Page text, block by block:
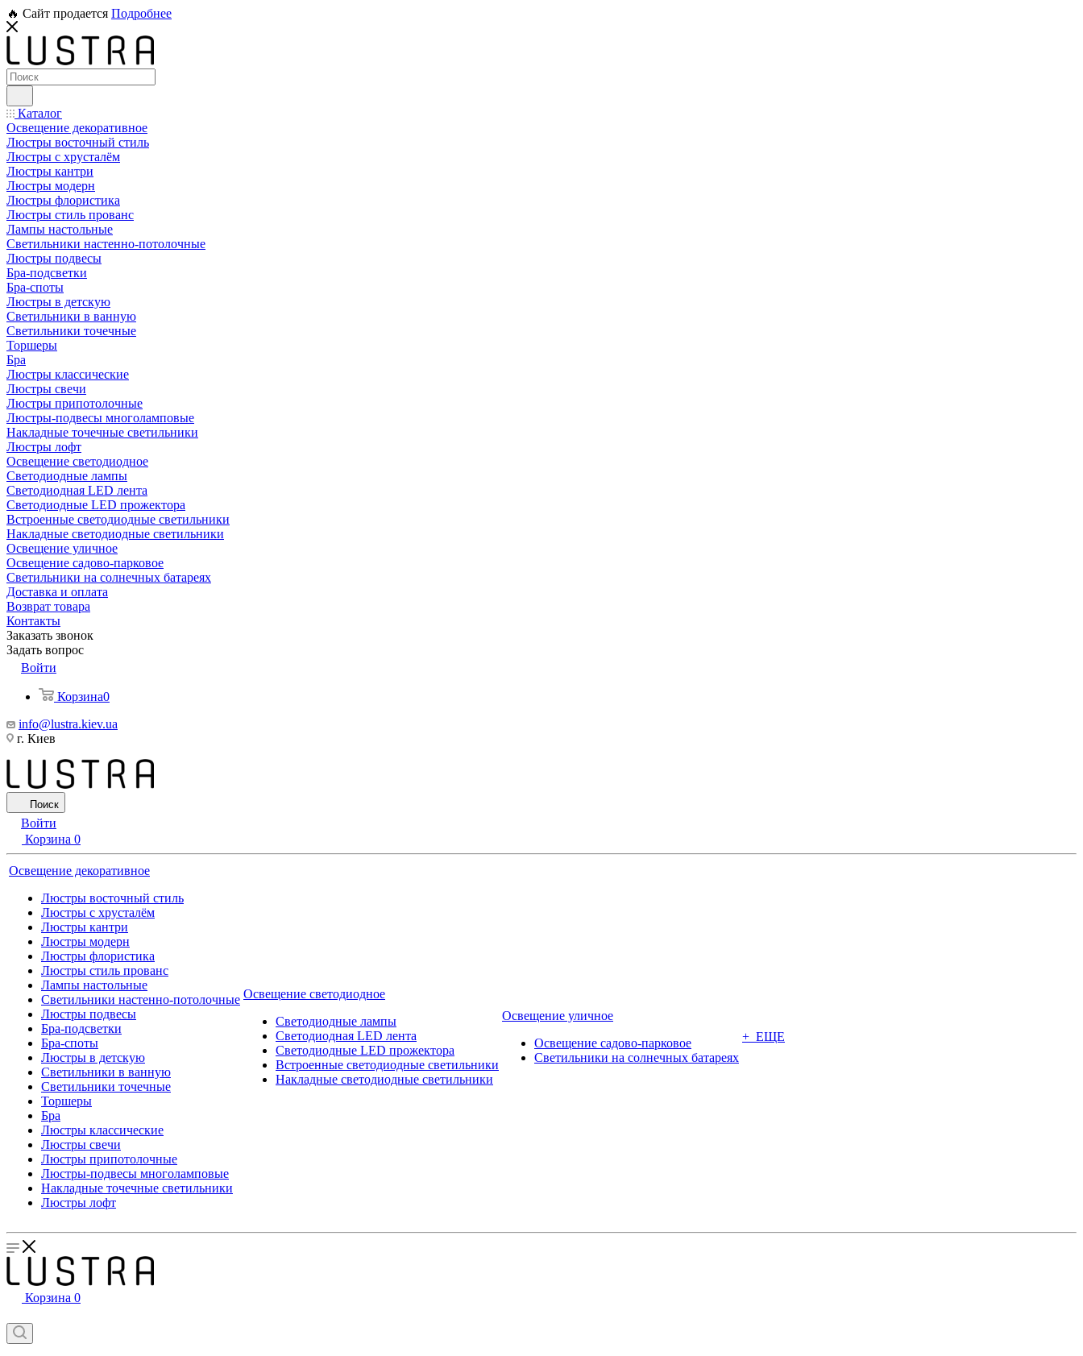
🔥 Сайт продается Подробнее
Каталог
Освещение декоративное
Люстры восточный стиль
Люстры с хрусталём
Люстры кантри
Люстры модерн
Люстры флористика
Люстры стиль прованс
Лампы настольные
Светильники настенно-потолочные
Люстры подвесы
Бра-подсветки
Бра-споты
Люстры в детскую
Светильники в ванную
Светильники точечные
Торшеры
Бра
Люстры классические
Люстры свечи
Люстры припотолочные
Люстры-подвесы многоламповые
Накладные точечные светильники
Люстры лофт
Освещение светодиодное
Светодиодные лампы
Светодиодная LED лента
Светодиодные LED прожектора
Встроенные светодиодные светильники
Накладные светодиодные светильники
Освещение уличное
Освещение садово-парковое
Светильники на солнечных батареях
Доставка и оплата
Возврат товара
Контакты
Заказать звонок
Задать вопрос
Войти
Корзина0
info@lustra.kiev.ua
г. Киев
Поиск
Войти
Корзина 0
Освещение декоративное
Люстры восточный стиль
Люстры с хрусталём
Люстры кантри
Люстры модерн
Люстры флористика
Люстры стиль прованс
Лампы настольные
Светильники настенно-потолочные
Люстры подвесы
Бра-подсветки
Бра-споты
Люстры в детскую
Светильники в ванную
Светильники точечные
Торшеры
Бра
Люстры классические
Люстры свечи
Люстры припотолочные
Люстры-подвесы многоламповые
Накладные точечные светильники
Люстры лофт
Освещение светодиодное
Светодиодные лампы
Светодиодная LED лента
Светодиодные LED прожектора
Встроенные светодиодные светильники
Накладные светодиодные светильники
Освещение уличное
Освещение садово-парковое
Светильники на солнечных батареях
+ ЕЩЕ
Корзина 0